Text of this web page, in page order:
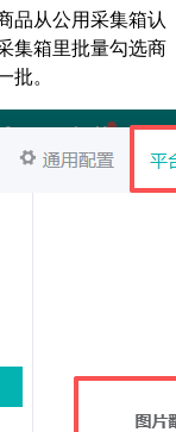
品从公用采集箱认
集箱里批量勾选商
。